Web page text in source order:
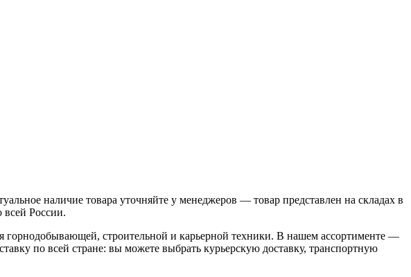
наличие товара уточняйте у менеджеров — товар представлен на складах в
всей России.
строительной и карьерной техники. В нашем ассортименте —
по всей стране: вы можете выбрать курьерскую доставку, транспортную